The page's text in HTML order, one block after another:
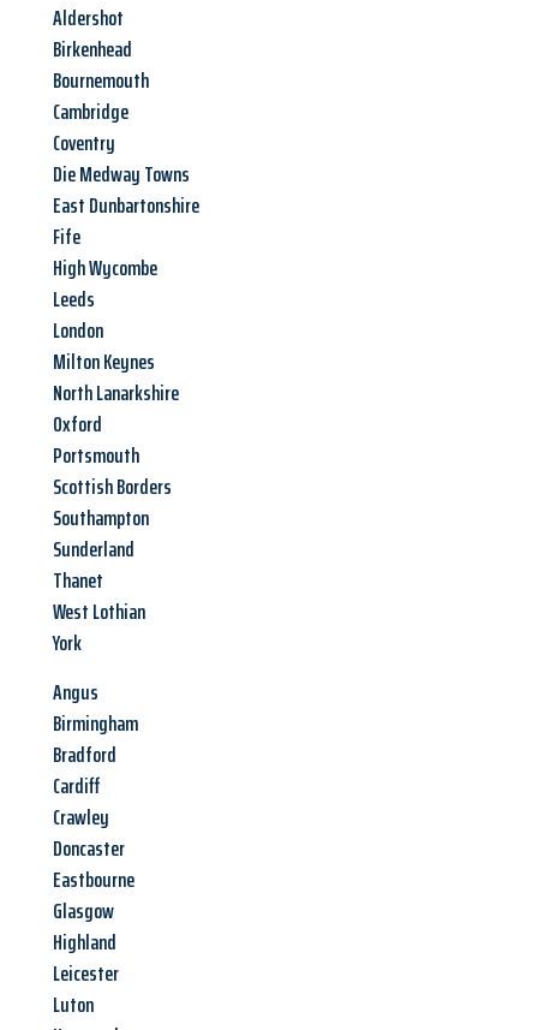
Aldershot
Birkenhead
Bournemouth
Cambridge
Coventry
Die Medway Towns
East Dunbartonshire
Fife
High Wycombe
Leeds
London
Milton Keynes
North Lanarkshire
Oxford
Portsmouth
Scottish Borders
Southampton
Sunderland
Thanet
West Lothian
York
Angus
Birmingham
Bradford
Cardiff
Crawley
Doncaster
Eastbourne
Glasgow
Highland
Leicester
Luton